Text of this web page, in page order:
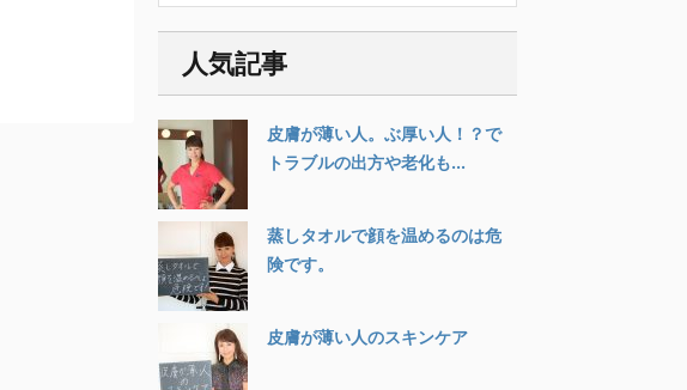
人気記事
皮膚が薄い人。ぶ厚い人！？で
トラブルの出方や老化も...
蒸しタオルで顔を温めるのは危
険です。
皮膚が薄い人のスキンケア